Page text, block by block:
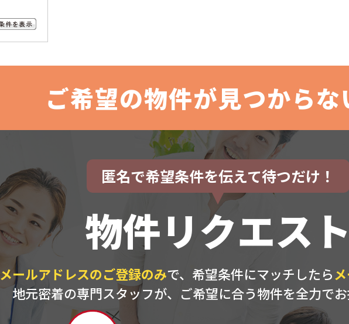
ご希望の物件が見つからな
匿名で希望条件を伝えて待つだけ！
物件リクエス
メールアドレスのご登録のみで、希望条件にマッチしたら
地元密着の専門スタッフが、ご希望に合う物件を全力で